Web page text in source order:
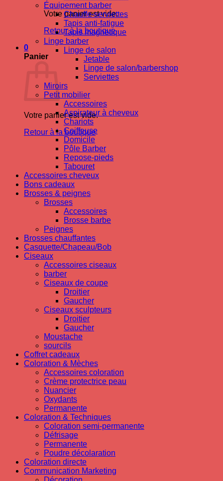
Votre panier est vide.
Retour à la boutique
0
Panier
Votre panier est vide.
Retour à la boutique
Équipement barber
Chauffe-serviettes
Tapis anti-fatigue
Tapis magnetique
Linge barber
Linge de salon
Jetable
Linge de salon/barbershop
Serviettes
Miroirs
Petit mobilier
Accessoires
Aspirateur à cheveux
Chariots
Coiffeuse
Domicile
Pôle Barber
Repose-pieds
Tabouret
Accessoires cheveux
Bons cadeaux
Brosses & peignes
Brosses
Accessoires
Brosse barbe
Peignes
Brosses chauffantes
Casquette/Chapeau/Bob
Ciseaux
Accessoires ciseaux
barber
Ciseaux de coupe
Droitier
Gaucher
Ciseaux sculpteurs
Droitier
Gaucher
Moustache
sourcils
Coffret cadeaux
Coloration & Mèches
Accessoires coloration
Crème protectrice peau
Nuancier
Oxydants
Permanente
Coloration & Techniques
Coloration semi-permanente
Défrisage
Permanente
Poudre décolaration
Coloration directe
Communication Marketing